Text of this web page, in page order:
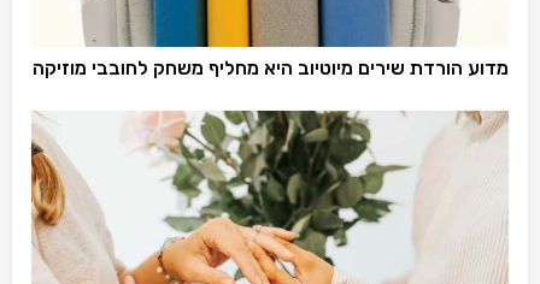
מדוע הורדת שירים מיוטיוב היא מחליף משחק לחובבי מוזיקה